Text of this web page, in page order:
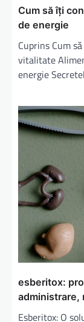
Cum să îți
de energie
Cuprins Cum
vitalitate
energie
esberitox:
administrare,
Esberitox: O